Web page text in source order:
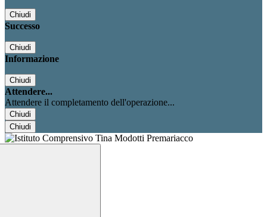
Chiudi
Successo
Chiudi
Informazione
Chiudi
Attendere...
Attendere il completamento dell'operazione...
Chiudi
Chiudi